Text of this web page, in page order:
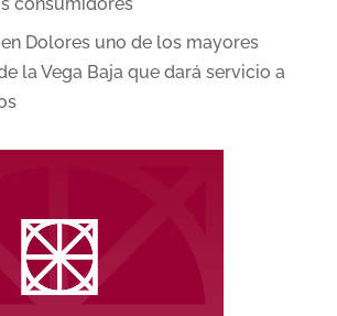
Dolores uno de los mayores
la Vega Baja que dará servicio a